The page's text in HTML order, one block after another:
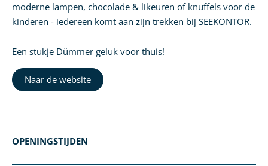
moderne lampen, chocolade & likeuren of knuffels voor de
kinderen - iedereen komt aan zijn trekken bij SEEKONTOR.
Een stukje Dümmer geluk voor thuis!
Naar de website
OPENINGSTIJDEN